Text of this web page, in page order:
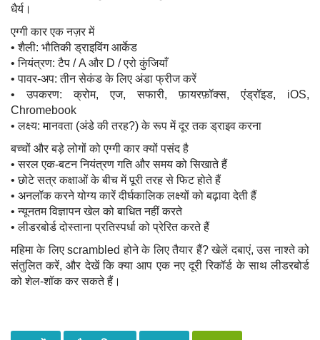
धैर्य।
एग्गी कार एक नज़र में
• शैली: भौतिकी ड्राइविंग आर्केड
• नियंत्रण: टैप / A और D / एरो कुंजियाँ
• पावर-अप: तीन सेकंड के लिए अंडा फ्रीज करें
• उपकरण: क्रोम, एज, सफारी, फ़ायरफ़ॉक्स, एंड्रॉइड, iOS,
Chromebook
• लक्ष्य: मानवता (अंडे की तरह?) के रूप में दूर तक ड्राइव करना
बच्चों और बड़े लोगों को एग्गी कार क्यों पसंद है
• सरल एक-बटन नियंत्रण गति और समय को सिखाते हैं
• छोटे सत्र कक्षाओं के बीच में पूरी तरह से फिट होते हैं
• अनलॉक करने योग्य कारें दीर्घकालिक लक्ष्यों को बढ़ावा देती हैं
• न्यूनतम विज्ञापन खेल को बाधित नहीं करते
• लीडरबोर्ड दोस्ताना प्रतिस्पर्धा को प्रेरित करते हैं
महिमा के लिए scrambled होने के लिए तैयार हैं? खेलें दबाएं, उस नाश्ते को
संतुलित करें, और देखें कि क्या आप एक नए दूरी रिकॉर्ड के साथ लीडरबोर्ड
को शेल-शॉक कर सकते हैं।